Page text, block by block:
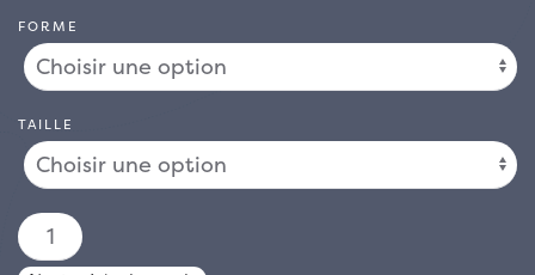
FORME
TAILLE
quantité
de